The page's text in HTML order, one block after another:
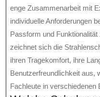
enge Zusammenarbeit mit
individuelle Anforderungen
Passform und
zeichnet sich die
ihren Tragekomfort, ihre
Benutzerfreundlichkeit aus,
Fachleute in verschiedenen